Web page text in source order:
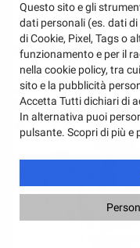
Questo sito e gli
dati personali (es. dati
di Cookie, Pixel, Tags o
funzionamento e per il
nella cookie policy, tra
sito e la pubblicità
Accetta Tutti dichiari di
In alternativa puoi
pulsante. Scopri di più e